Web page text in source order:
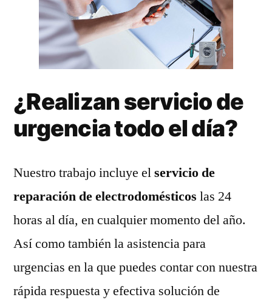
¿Realizan servicio de
urgencia todo el día?
Nuestro trabajo incluye elservicio de
reparación de electrodomésticos las 24
horas al día, en cualquier momento del año.
Así como también la asistencia para
urgencias en la que puedes contar con nuestra
rápida respuesta y efectiva solución de